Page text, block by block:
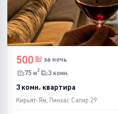
500
за ночь
75 м2 3 комн.
3 комн. квартира
Кирьят-Ям, Пинхас Сапир 29